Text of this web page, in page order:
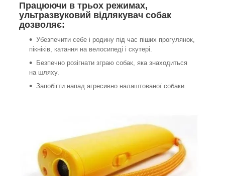
Працюючи в трьох режимах,
ультразвуковий відлякувач собак
дозволяє:
Убезпечити себе і родину під час піших прогулянок,
пікніків, катання на велосипеді і скутері.
Безпечно розігнати зграю собак, яка знаходиться
на шляху.
Запобігти напад агресивно налаштованої собаки.